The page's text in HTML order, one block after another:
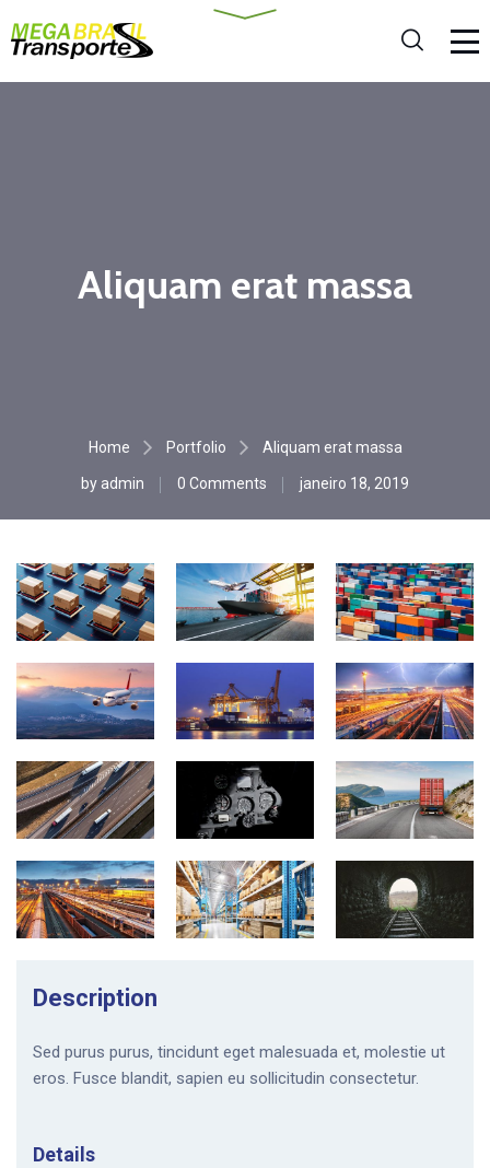
Aliquam erat massa
Home Portfolio Aliquam erat massa
by admin 0 Comments janeiro 18, 2019
Description
Sed purus purus, tincidunt eget malesuada et, molestie ut
eros. Fusce blandit, sapien eu sollicitudin consectetur.
Details